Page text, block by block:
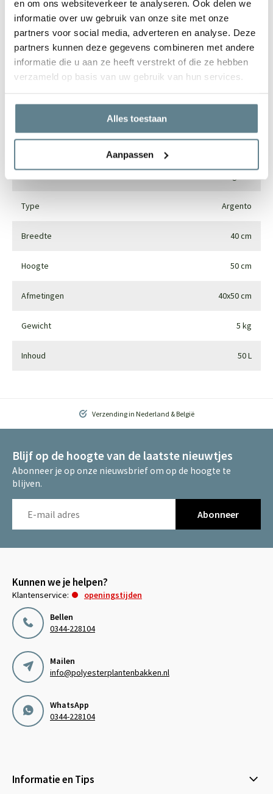
en om ons websiteverkeer te analyseren. Ook delen we
informatie over uw gebruik van onze site met onze
partners voor social media, adverteren en analyse. Deze
partners kunnen deze gegevens combineren met andere
informatie die u aan ze heeft verstrekt of die ze hebben
verzameld op basis van uw gebruik van hun services.
Alles toestaan
Aanpassen
Specificaties
Type Argento
Breedte 40 cm
Hoogte 50 cm
Afmetingen 40x50 cm
Gewicht 5 kg
Inhoud 50 L
Verzending in Nederland & België
Blijf op de hoogte van de laatste nieuwtjes
Abonneer je op onze nieuwsbrief om op de hoogte te
blijven.
Abonneer
Kunnen we je helpen?
Klantenservice:
openingstijden
Bellen
0344-228104
Mailen
info@polyesterplantenbakken.nl
WhatsApp
0344-228104
Informatie en Tips